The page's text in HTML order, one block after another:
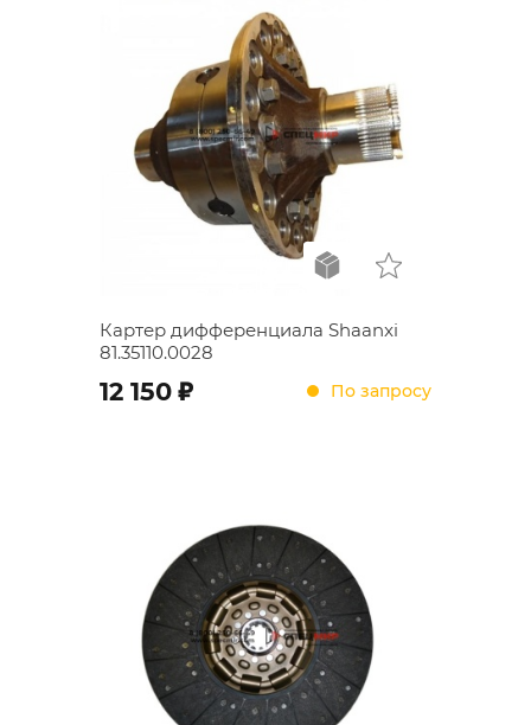
Картер дифференциала Shaanxi
81.35110.0028
12 150 ; По запросу